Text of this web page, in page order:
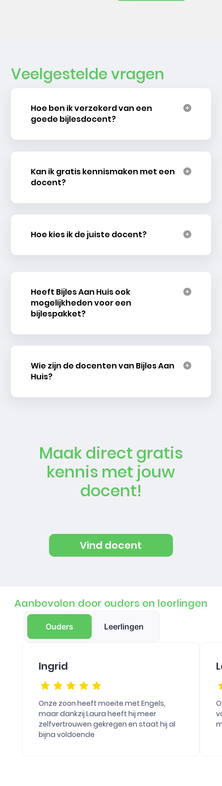
Veelgestelde vragen
Hoe ben ik verzekerd van een
goede bijlesdocent?
Kan ik gratis kennismaken met een
docent?
Hoe kies ik de juiste docent?
Heeft Bijles Aan Huis ook
mogelijkheden voor een
bijlespakket?
Wie zijn de docenten van Bijles Aan
Huis?
Maak direct gratis
kennis met jouw
docent!
Vind docent
Aanbevolen door ouders en leerlingen
Ouders Leerlingen
Ingrid
Onze zoon heeft moeite met Engels,
maar dankzij Laura heeft hij meer
zelfvertrouwen gekregen en staat hij al
bijna voldoende